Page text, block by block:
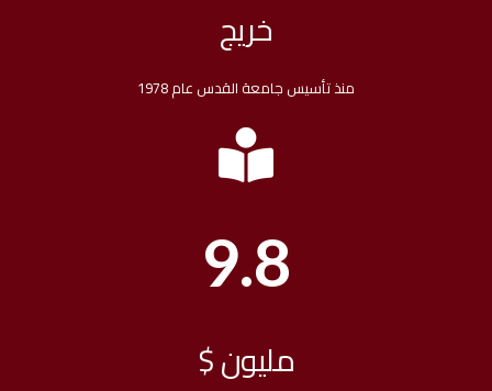
خريج
منذ تأسيس جامعة القدس عام 1978
9.8
مليون $